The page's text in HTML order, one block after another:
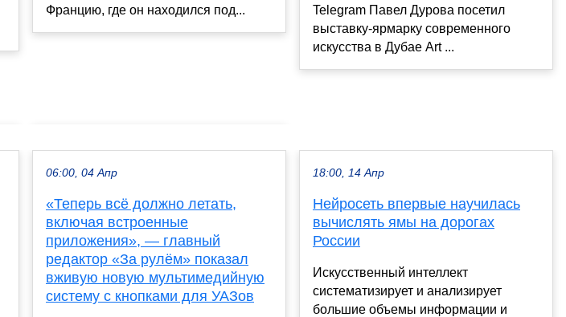
Францию, где он находился под...
Telegram Павел Дурова посетил
выставку-ярмарку современного
искусства в Дубае Art ...
06:00, 04 Апр
«Теперь всё должно летать,
включая встроенные
приложения», — главный
редактор «За рулём» показал
вживую новую мультимедийную
систему с кнопками для УАЗов
18:00, 14 Апр
Нейросеть впервые научилась
вычислять ямы на дорогах
России
Искусственный интеллект
систематизирует и анализирует
большие объемы информации и